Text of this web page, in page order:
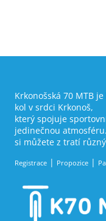
Krkonošská 70 MTB
kol v srdci Krkonoš,
který spojuje
jedinečnou
si můžete z tratí
Registrace Propozice